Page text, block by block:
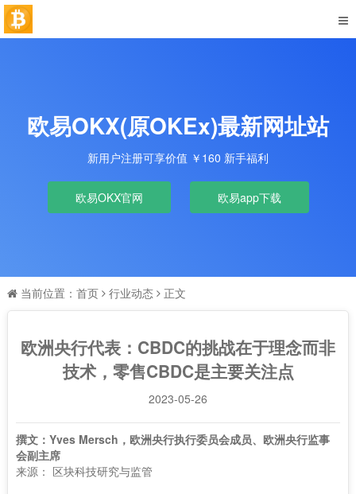
欧易OKX(原OKEx)最新网址站
新用户注册可享价值 ￥160 新手福利
欧易OKX官网 欧易app下载
当前位置： 首页 行业动态 正文
欧洲央行代表：CBDC的挑战在于理念而非
技术，零售CBDC是主要关注点
2023-05-26
撰文：Yves Mersch，欧洲央行执行委员会成员、欧洲央行监事
会副主席
来源： 区块科技研究与监管